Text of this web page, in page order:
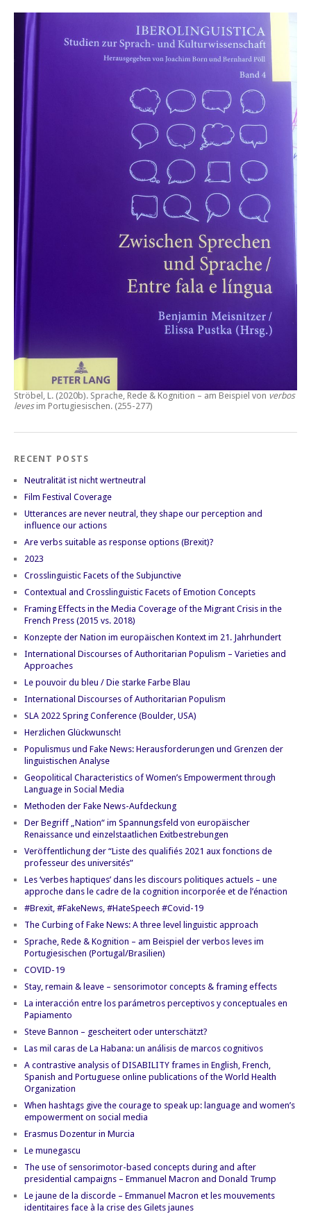
Ströbel, L. (2020b). Sprache, Rede & Kognition – am Beispiel von verbos
levesim Portugiesischen. (255-277)
RECENT POSTS
Neutralität ist nicht wertneutral
Film Festival Coverage
Utterances are never neutral, they shape our perception and
influence our actions
Are verbs suitable as response options (Brexit)?
2023
Crosslinguistic Facets of the Subjunctive
Contextual and Crosslinguistic Facets of Emotion Concepts
Framing Effects in the Media Coverage of the Migrant Crisis in the
French Press (2015 vs. 2018)
Konzepte der Nation im europäischen Kontext im 21. Jahrhundert
International Discourses of Authoritarian Populism – Varieties and
Approaches
Le pouvoir du bleu / Die starke Farbe Blau
International Discourses of Authoritarian Populism
SLA 2022 Spring Conference (Boulder, USA)
Herzlichen Glückwunsch!
Populismus und Fake News: Herausforderungen und Grenzen der
linguistischen Analyse
Geopolitical Characteristics of Women’s Empowerment through
Language in Social Media
Methoden der Fake News-Aufdeckung
Der Begriff „Nation“ im Spannungsfeld von europäischer
Renaissance und einzelstaatlichen Exitbestrebungen
Veröffentlichung der “Liste des qualifiés 2021 aux fonctions de
professeur des universités”
Les ‘verbes haptiques’ dans les discours politiques actuels – une
approche dans le cadre de la cognition incorporée et de l’énaction
#Brexit, #FakeNews, #HateSpeech #Covid-19
The Curbing of Fake News: A three level linguistic approach
Sprache, Rede & Kognition – am Beispiel der verbos leves im
Portugiesischen (Portugal/Brasilien)
COVID-19
Stay, remain & leave – sensorimotor concepts & framing effects
La interacción entre los parámetros perceptivos y conceptuales en
Papiamento
Steve Bannon – gescheitert oder unterschätzt?
Las mil caras de La Habana: un análisis de marcos cognitivos
A contrastive analysis of DISABILITY frames in English, French,
Spanish and Portuguese online publications of the World Health
Organization
When hashtags give the courage to speak up: language and women’s
empowerment on social media
Erasmus Dozentur in Murcia
Le munegascu
The use of sensorimotor-based concepts during and after
presidential campaigns – Emmanuel Macron and Donald Trump
Le jaune de la discorde – Emmanuel Macron et les mouvements
identitaires face à la crise des Gilets jaunes